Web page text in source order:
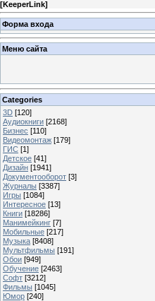
[KeeperLink]
Форма входа
Меню сайта
Categories
3D [120]
Аудиокниги [2168]
Бизнес [110]
Видеомонтаж [179]
ГИС [1]
Детское [41]
Дизайн [1941]
Документооборот [3]
Журналы [3387]
Игры [1084]
Интересное [13]
Книги [18286]
Манимейкинг [7]
Мобильные [217]
Музыка [8408]
Мультфильмы [191]
Обои [949]
Обучение [2463]
Софт [3212]
Фильмы [1045]
Юмор [240]